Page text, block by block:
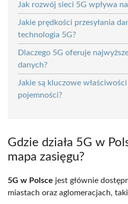
Jak rozwój sieci 5G wpływa
Jakie prędkości przesyłania
technologia 5G?
Dlaczego 5G oferuje
danych?
Jakie są kluczowe
pojemności?
Gdzie działa 5G w
mapa zasięgu?
5G w Polsce jest głównie
miastach oraz aglomeracjach,